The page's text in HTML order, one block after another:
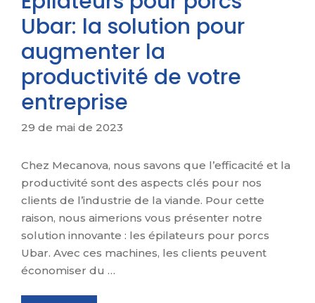
Ubar: la solution pour
augmenter la
productivité de votre
entreprise
29 de mai de 2023
Chez Mecanova, nous savons que l’efficacité et la
productivité sont des aspects clés pour nos
clients de l’industrie de la viande. Pour cette
raison, nous aimerions vous présenter notre
solution innovante : les épilateurs pour porcs
Ubar. Avec ces machines, les clients peuvent
économiser du …